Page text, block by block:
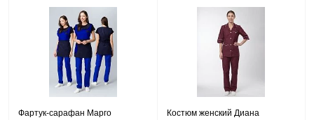
Фартук-сарафан Марго
Костюм женский Диана